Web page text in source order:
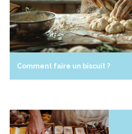
Comment faire un biscuit ?